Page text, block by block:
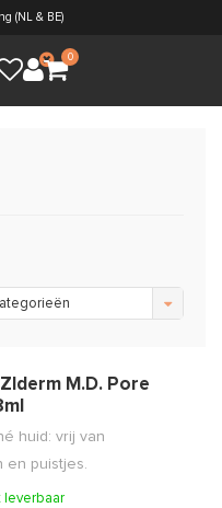
(NL & BE)
0
M.D. Pore
huid: vrij van
en puistjes.
leverbaar